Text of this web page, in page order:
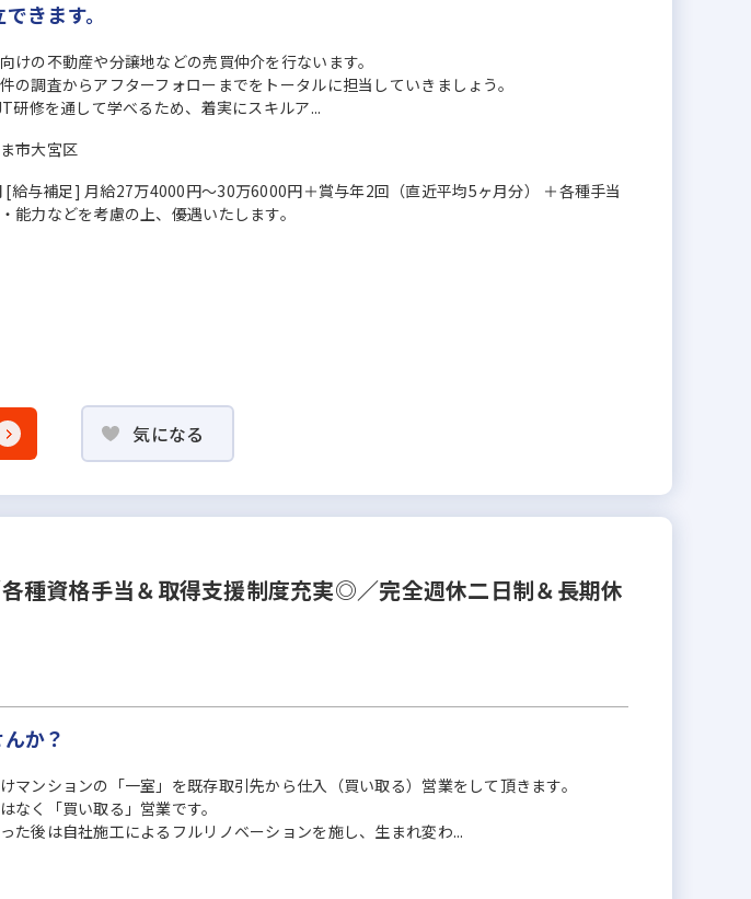
きます。
けの不動産や分譲地などの売買仲介を行ないます。
の調査からアフターフォローまでをトータルに担当していきましょう。
研修を通して学べるため、着実にスキルア...
市大宮区
[給与補足] 月給27万4000円～30万6000円＋賞与年2回（直近平均5ヶ月分） ＋各種手当
能力などを考慮の上、優遇いたします。
気になる
資格手当＆取得支援制度充実◎／完全週休二日制＆長期休
か？
マンションの「一室」を既存取引先から仕入（買い取る）営業をして頂きます。
なく「買い取る」営業です。
た後は自社施工によるフルリノベーションを施し、生まれ変わ...